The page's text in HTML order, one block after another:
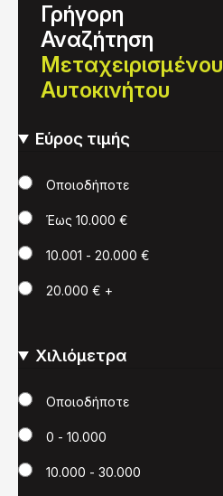
Γρήγορη
Αναζήτηση
Μεταχειρισμένου
Αυτοκινήτου
Εύρος τιμής
ΤιμήΟποιοδήποτε
Έως 10.000 €
10.001 - 20.000 €
20.000 € +
Χιλιόμετρα
Χιλιόμετρα
Οποιοδήποτε
0 - 10.000
10.000 - 30.000